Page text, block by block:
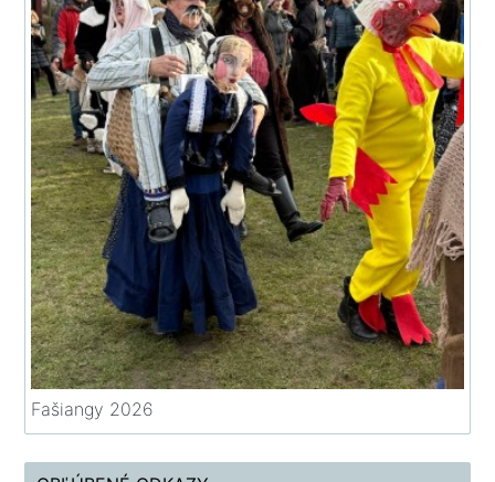
Fašiangy 2026